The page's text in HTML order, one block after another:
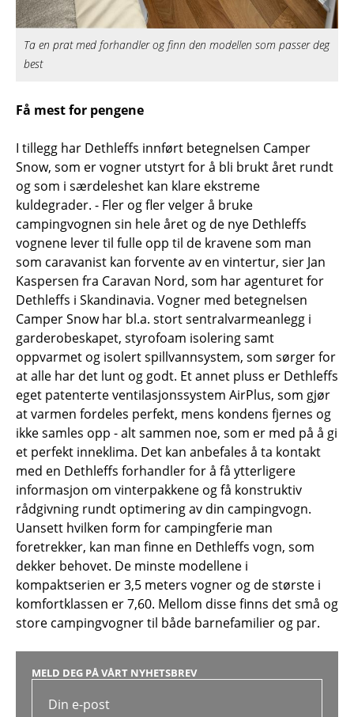
Ta en prat med forhandler og finn den modellen som passer deg
best
Få mest for pengene
I tillegg har Dethleffs innført betegnelsen Camper
Snow, som er vogner utstyrt for å bli brukt året rundt
og som i særdeleshet kan klare ekstreme
kuldegrader. - Fler og fler velger å bruke
campingvognen sin hele året og de nye Dethleffs
vognene lever til fulle opp til de kravene som man
som caravanist kan forvente av en vintertur, sier Jan
Kaspersen fra Caravan Nord, som har agenturet for
Dethleffs i Skandinavia. Vogner med betegnelsen
Camper Snow har bl.a. stort sentralvarmeanlegg i
garderobeskapet, styrofoam isolering samt
oppvarmet og isolert spillvannsystem, som sørger for
at alle har det lunt og godt. Et annet pluss er Dethleffs
eget patenterte ventilasjonssystem AirPlus, som gjør
at varmen fordeles perfekt, mens kondens fjernes og
ikke samles opp - alt sammen noe, som er med på å gi
et perfekt inneklima. Det kan anbefales å ta kontakt
med en Dethleffs forhandler for å få ytterligere
informasjon om vinterpakkene og få konstruktiv
rådgivning rundt optimering av din campingvogn.
Uansett hvilken form for campingferie man
foretrekker, kan man finne en Dethleffs vogn, som
dekker behovet. De minste modellene i
kompaktserien er 3,5 meters vogner og de største i
komfortklassen er 7,60. Mellom disse finns det små og
store campingvogner til både barnefamilier og par.
MELD DEG PÅ VÅRT NYHETSBREV